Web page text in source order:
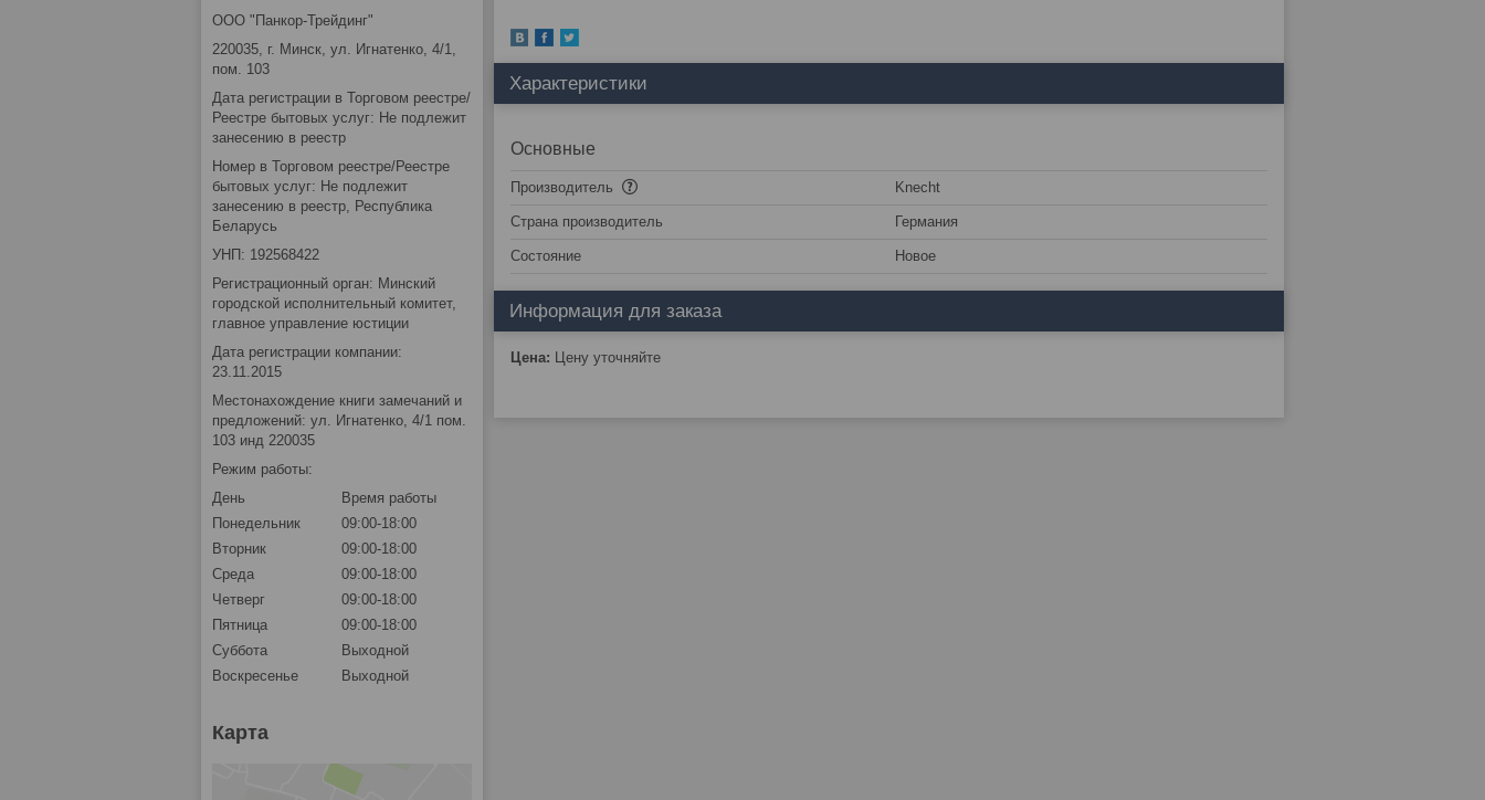
Характеристики
Основные
Производитель Knecht
Страна производитель Германия
Состояние Новое
Информация для заказа
Цена: Цену уточняйте
ООО "Панкор-Трейдинг"
220035, г. Минск, ул. Игнатенко, 4/1,
пом. 103
Дата регистрации в Торговом реестре/
Реестре бытовых услуг: Не подлежит
занесению в реестр
Номер в Торговом реестре/Реестре
бытовых услуг: Не подлежит
занесению в реестр, Республика
Беларусь
УНП: 192568422
Регистрационный орган: Минский
городской исполнительный комитет,
главное управление юстиции
Дата регистрации компании:
23.11.2015
Местонахождение книги замечаний и
предложений: ул. Игнатенко, 4/1 пом.
103 инд 220035
Режим работы:
День
Время работы
Понедельник
09:00-18:00
Вторник
09:00-18:00
Среда
09:00-18:00
Четверг
09:00-18:00
Пятница
09:00-18:00
Суббота
Выходной
Воскресенье
Выходной
Карта